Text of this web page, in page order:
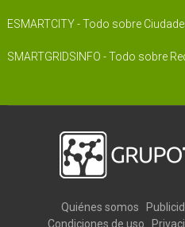
ESMARTCITY - Todo sobre
SMARTGRIDSINFO - Todo sobre
Quiénes somos
Condiciones de uso